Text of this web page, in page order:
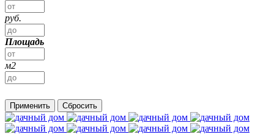
руб.
Площадь
м2
Применить Сбросить